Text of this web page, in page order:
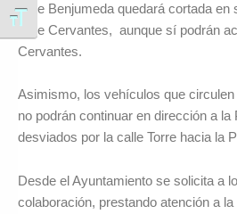
Alternar tamaño de letra
calle Benjumeda quedará cortada en
calle Cervantes, aunque sí podrán
Cervantes.
Asimismo, los vehículos que
no podrán continuar en dirección a
desviados por la calle Torre hacia la
Desde el Ayuntamiento se solicita a
colaboración, prestando atención a